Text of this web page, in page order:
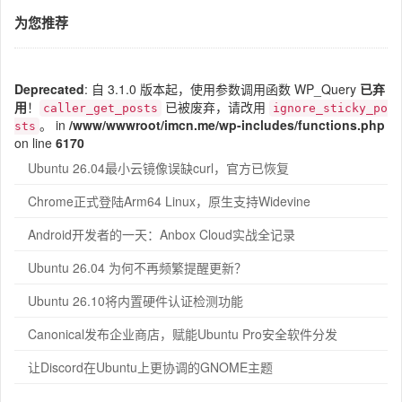
为您推荐
Deprecated: 自 3.1.0 版本起，使用参数调用函数 WP_Query 已弃
用！ caller_get_posts 已被废弃，请改用
ignore_sticky_po
sts 。 in /www/wwwroot/imcn.me/wp-includes/functions.php
on line 6170
Ubuntu 26.04最小云镜像误缺curl，官方已恢复
Chrome正式登陆Arm64 Linux，原生支持Widevine
Android开发者的一天：Anbox Cloud实战全记录
Ubuntu 26.04 为何不再频繁提醒更新？
Ubuntu 26.10将内置硬件认证检测功能
Canonical发布企业商店，赋能Ubuntu Pro安全软件分发
让Discord在Ubuntu上更协调的GNOME主题